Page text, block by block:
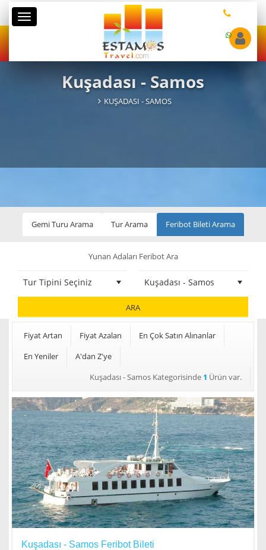
Kategoriler
Kuşadası - Samos
KUŞADASI - SAMOS
Gemi Turu Arama Tur Arama Feribot Bileti Arama
ARA
Fiyat Artan Fiyat Azalan
En Çok Satın Alınanlar
En Yeniler
A'dan Z'ye
Kuşadası - Samos Kategorisinde 1 Ürün var.
Kuşadası - Samos Feribot Bileti